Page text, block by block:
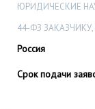
ЮРИДИЧЕСКИЕ
44-ФЗ
Россия
Срок подачи